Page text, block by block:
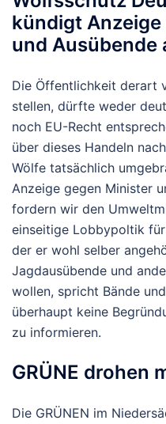
kündigt
und Ausübende
Die Öffentlichkeit derart
stellen, dürfte weder
noch EU-Recht
über dieses Handeln
Wölfe tatsächlich
Anzeige gegen Minister
fordern wir den
einseitige Lobbypoltik
der er wohl selber
Jagdausübende und
wollen, spricht Bände
überhaupt keine
zu informieren.
GRÜNE drohen
Die GRÜNEN im